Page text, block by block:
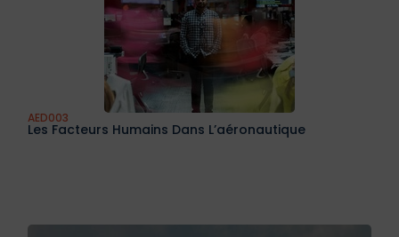
AED003
Les Facteurs Humains Dans L’aéronautique